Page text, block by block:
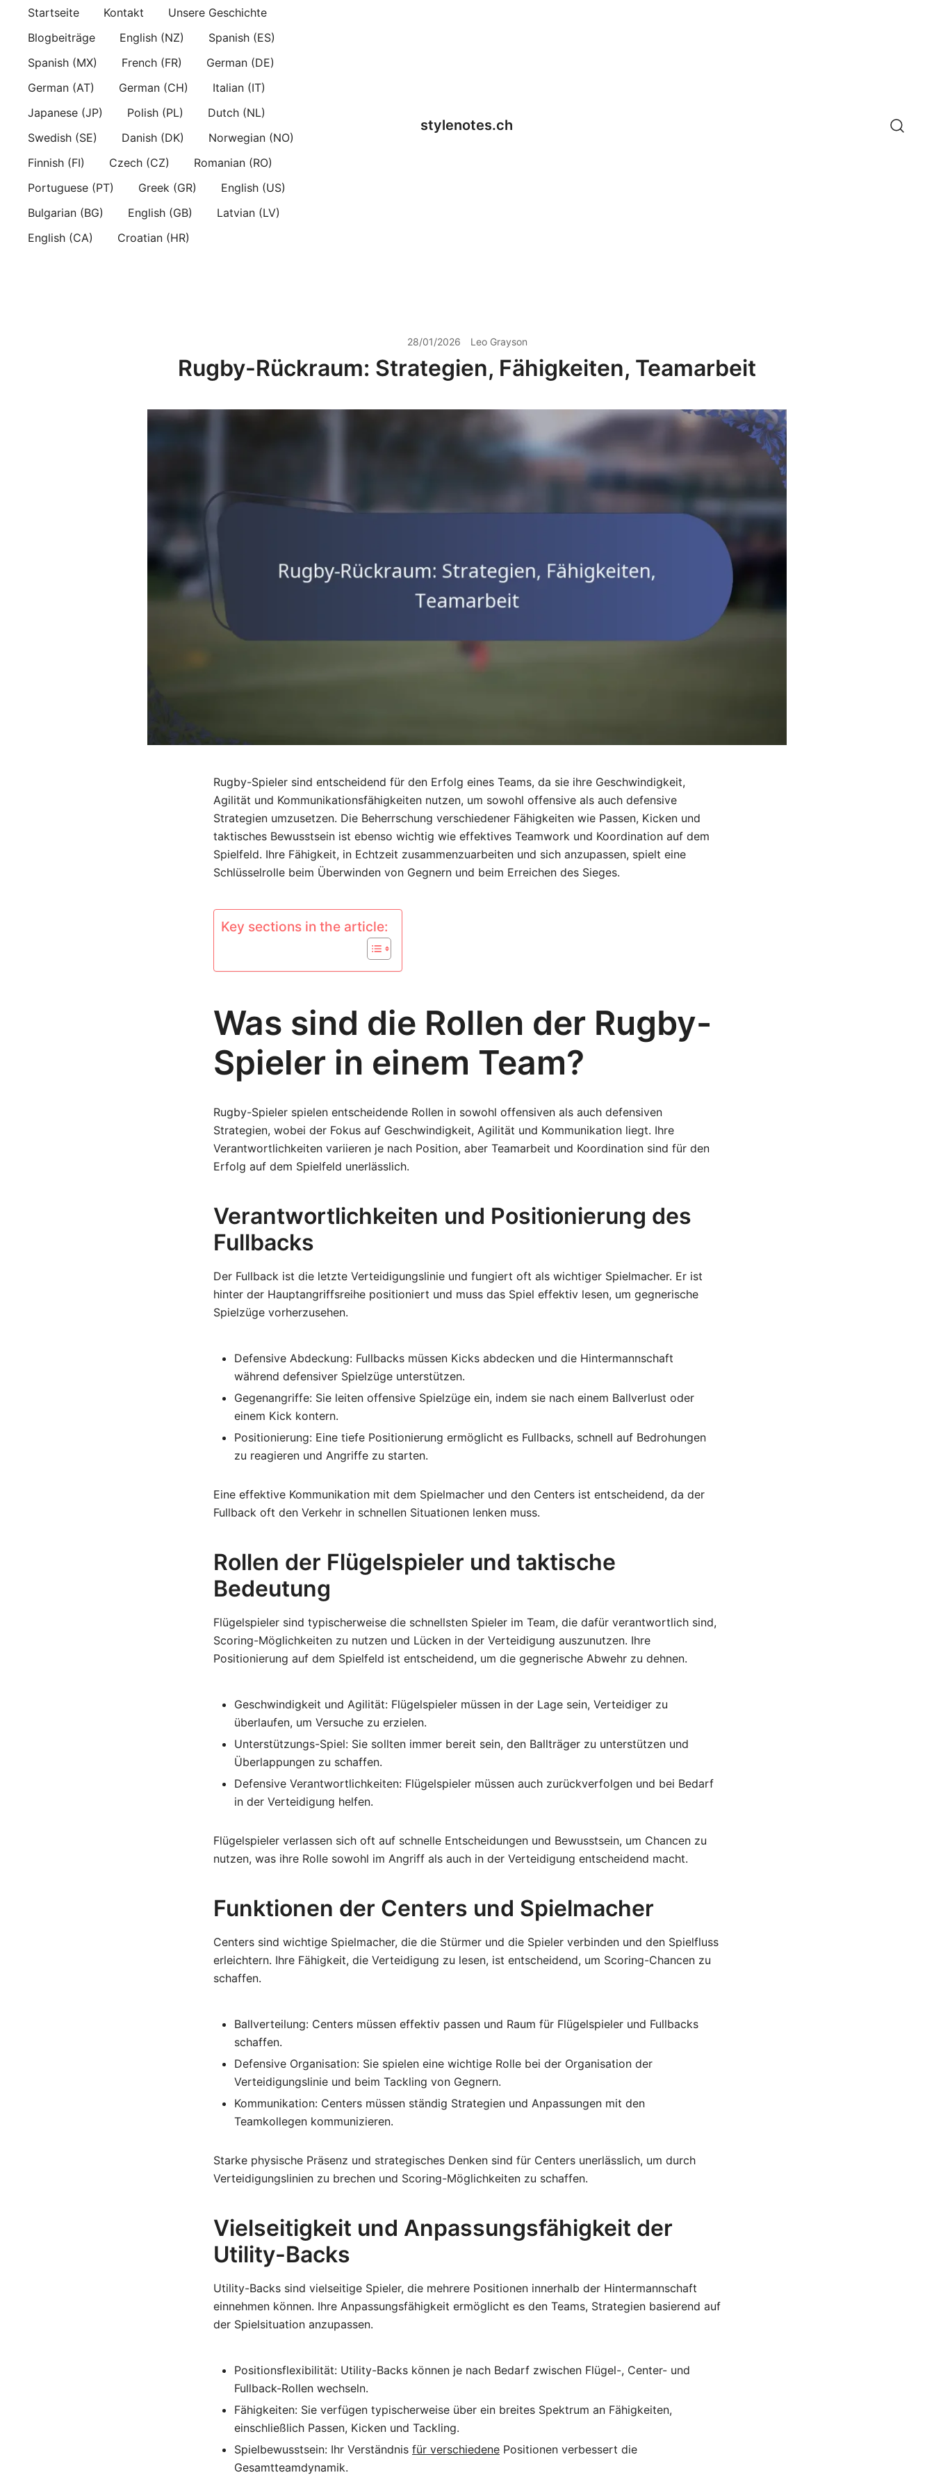
content
Startseite Kontakt
Unsere Geschichte
Blogbeiträge
English (NZ)
Spanish (ES)
Spanish (MX)
French (FR)
German (DE)
German (AT)
German (CH)
Italian (IT)
Japanese (JP)
Polish (PL)
Dutch (NL)
Swedish (SE)
Danish (DK)
Norwegian (NO)
Finnish (FI)
Czech (CZ)
Romanian (RO)
Portuguese (PT)
Greek (GR)
English (US)
Bulgarian (BG)
English (GB)
Latvian (LV)
English (CA)
Croatian (HR)
stylenotes.ch
28/01/2026 Leo Grayson
Rugby-Rückraum: Strategien, Fähigkeiten, Teamarbeit
Rugby-Spieler sind entscheidend für den Erfolg eines Teams, da sie ihre Geschwindigkeit,
Agilität und Kommunikationsfähigkeiten nutzen, um sowohl offensive als auch defensive
Strategien umzusetzen. Die Beherrschung verschiedener Fähigkeiten wie Passen, Kicken und
taktisches Bewusstsein ist ebenso wichtig wie effektives Teamwork und Koordination auf dem
Spielfeld. Ihre Fähigkeit, in Echtzeit zusammenzuarbeiten und sich anzupassen, spielt eine
Schlüsselrolle beim Überwinden von Gegnern und beim Erreichen des Sieges.
Key sections in the article:
Was sind die Rollen der Rugby-
Spieler in einem Team?
Rugby-Spieler spielen entscheidende Rollen in sowohl offensiven als auch defensiven
Strategien, wobei der Fokus auf Geschwindigkeit, Agilität und Kommunikation liegt. Ihre
Verantwortlichkeiten variieren je nach Position, aber Teamarbeit und Koordination sind für den
Erfolg auf dem Spielfeld unerlässlich.
Verantwortlichkeiten und Positionierung des
Fullbacks
Der Fullback ist die letzte Verteidigungslinie und fungiert oft als wichtiger Spielmacher. Er ist
hinter der Hauptangriffsreihe positioniert und muss das Spiel effektiv lesen, um gegnerische
Spielzüge vorherzusehen.
Defensive Abdeckung: Fullbacks müssen Kicks abdecken und die Hintermannschaft
während defensiver Spielzüge unterstützen.
Gegenangriffe: Sie leiten offensive Spielzüge ein, indem sie nach einem Ballverlust oder
einem Kick kontern.
Positionierung: Eine tiefe Positionierung ermöglicht es Fullbacks, schnell auf Bedrohungen
zu reagieren und Angriffe zu starten.
Eine effektive Kommunikation mit dem Spielmacher und den Centers ist entscheidend, da der
Fullback oft den Verkehr in schnellen Situationen lenken muss.
Rollen der Flügelspieler und taktische
Bedeutung
Flügelspieler sind typischerweise die schnellsten Spieler im Team, die dafür verantwortlich sind,
Scoring-Möglichkeiten zu nutzen und Lücken in der Verteidigung auszunutzen. Ihre
Positionierung auf dem Spielfeld ist entscheidend, um die gegnerische Abwehr zu dehnen.
Geschwindigkeit und Agilität: Flügelspieler müssen in der Lage sein, Verteidiger zu
überlaufen, um Versuche zu erzielen.
Unterstützungs-Spiel: Sie sollten immer bereit sein, den Ballträger zu unterstützen und
Überlappungen zu schaffen.
Defensive Verantwortlichkeiten: Flügelspieler müssen auch zurückverfolgen und bei Bedarf
in der Verteidigung helfen.
Flügelspieler verlassen sich oft auf schnelle Entscheidungen und Bewusstsein, um Chancen zu
nutzen, was ihre Rolle sowohl im Angriff als auch in der Verteidigung entscheidend macht.
Funktionen der Centers und Spielmacher
Centers sind wichtige Spielmacher, die die Stürmer und die Spieler verbinden und den Spielfluss
erleichtern. Ihre Fähigkeit, die Verteidigung zu lesen, ist entscheidend, um Scoring-Chancen zu
schaffen.
Ballverteilung: Centers müssen effektiv passen und Raum für Flügelspieler und Fullbacks
schaffen.
Defensive Organisation: Sie spielen eine wichtige Rolle bei der Organisation der
Verteidigungslinie und beim Tackling von Gegnern.
Kommunikation: Centers müssen ständig Strategien und Anpassungen mit den
Teamkollegen kommunizieren.
Starke physische Präsenz und strategisches Denken sind für Centers unerlässlich, um durch
Verteidigungslinien zu brechen und Scoring-Möglichkeiten zu schaffen.
Vielseitigkeit und Anpassungsfähigkeit der
Utility-Backs
Utility-Backs sind vielseitige Spieler, die mehrere Positionen innerhalb der Hintermannschaft
einnehmen können. Ihre Anpassungsfähigkeit ermöglicht es den Teams, Strategien basierend auf
der Spielsituation anzupassen.
Positionsflexibilität: Utility-Backs können je nach Bedarf zwischen Flügel-, Center- und
Fullback-Rollen wechseln.
Fähigkeiten: Sie verfügen typischerweise über ein breites Spektrum an Fähigkeiten,
einschließlich Passen, Kicken und Tackling.
Spielbewusstsein: Ihr Verständnis für verschiedene Positionen verbessert die
Gesamtteamdynamik.